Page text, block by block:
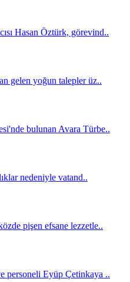
Hasan Öztürk, görevind..
gelen yoğun talepler üz..
bulunan Avara Türbe..
nedeniyle vatand..
pişen efsane lezzetle..
personeli Eyüp Çetinkaya ..